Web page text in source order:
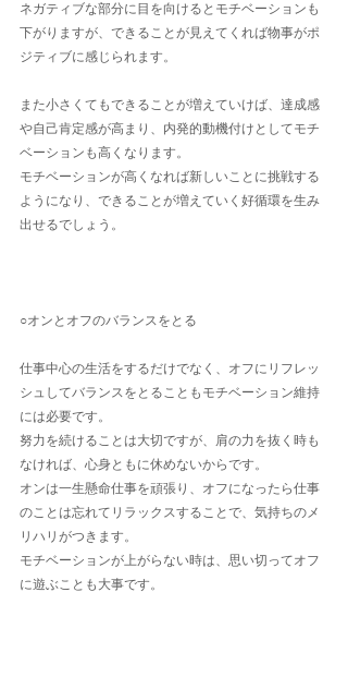
ネガティブな部分に目を向けるとモチベーションも
下がりますが、できることが見えてくれば物事がポ
ジティブに感じられます。
また小さくてもできることが増えていけば、達成感
や自己肯定感が高まり、内発的動機付けとしてモチ
ベーションも高くなります。
モチベーションが高くなれば新しいことに挑戦する
ようになり、できることが増えていく好循環を生み
出せるでしょう。
○オンとオフのバランスをとる
仕事中心の生活をするだけでなく、オフにリフレッ
シュしてバランスをとることもモチベーション維持
には必要です。
努力を続けることは大切ですが、肩の力を抜く時も
なければ、心身ともに休めないからです。
オンは一生懸命仕事を頑張り、オフになったら仕事
のことは忘れてリラックスすることで、気持ちのメ
リハリがつきます。
モチベーションが上がらない時は、思い切ってオフ
に遊ぶことも大事です。